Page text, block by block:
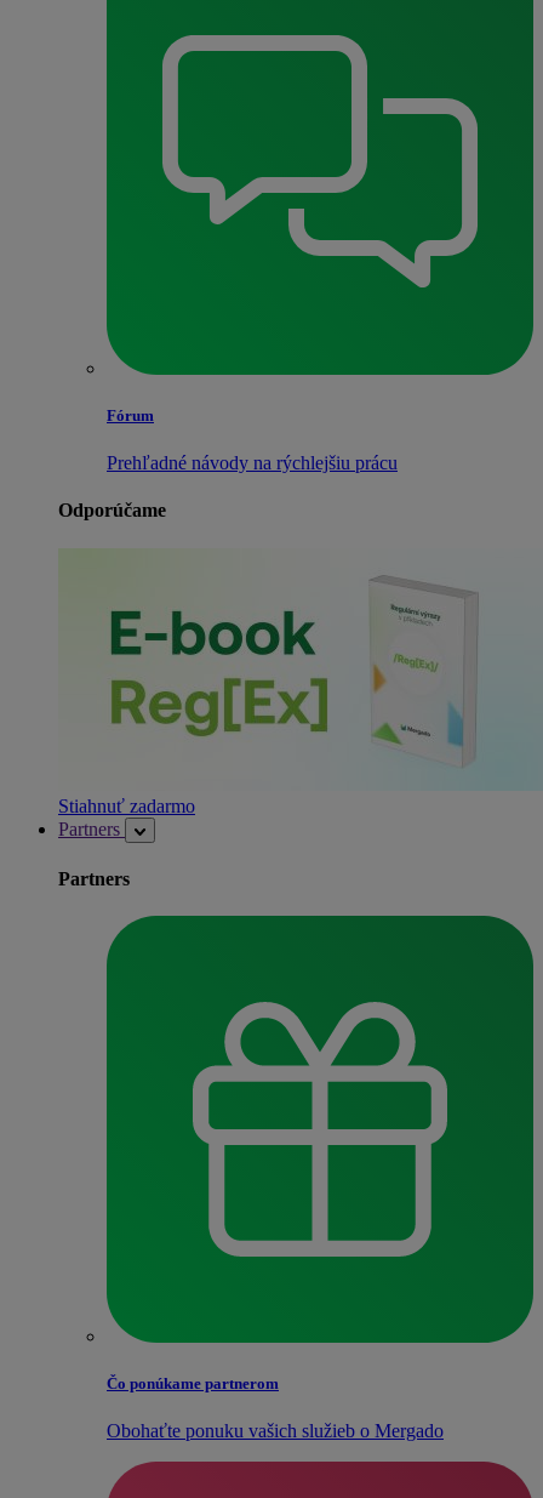
Fórum
Prehľadné návody na rýchlejšiu prácu
Odporúčame
Stiahnuť zadarmo
Partners
Partners
Čo ponúkame partnerom
Obohaťte ponuku vašich služieb o Mergado